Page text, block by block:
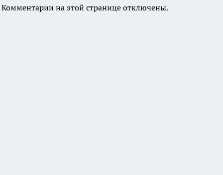
Комментарии на этой странице отключены.